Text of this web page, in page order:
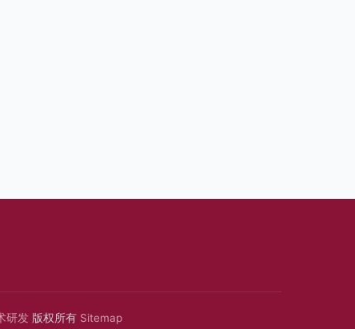
研发 版权所有 Sitemap